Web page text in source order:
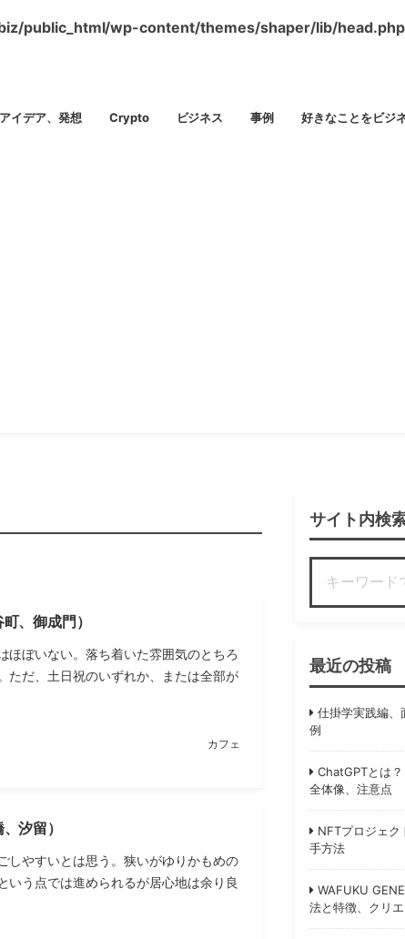
public_html/wp-content/themes/shaper/lib/head.php
アイデア、発想 Crypto ビジネス 事例 好きなことをビジ
、御成門）
ほぼいない。落ち着いた雰囲気のとちろ
ただ、土日祝のいずれか、または全部が
カフェ
汐留）
しやすいとは思う。狭いがゆりかもめの
いう点では進められるが居心地は余り良
サイト内検
最近の投稿
仕掛学実践編、
例
ChatGPTとは
全体像、注意点
NFTプロジェク
手方法
WAFUKU
法と特徴、クリ